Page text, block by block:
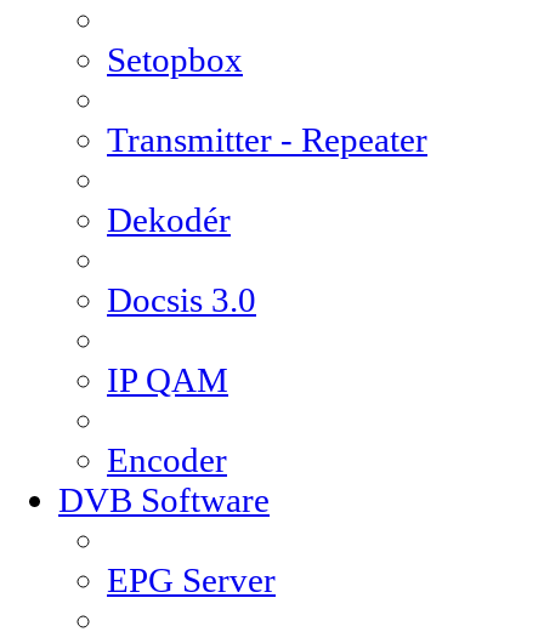
Setopbox
Transmitter - Repeater
Dekodér
Docsis 3.0
IP QAM
Encoder
DVB Software
EPG Server